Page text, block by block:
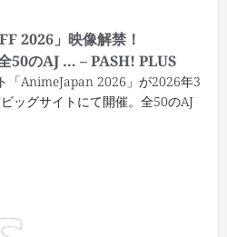
2026」映像解禁！
50のAJ … – PASH! PLUS
「AnimeJapan 2026」が2026年3
ッグサイトにて開催。全50のAJ